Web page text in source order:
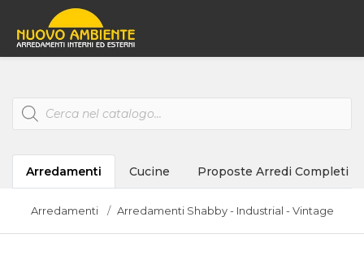
Products
search
Arredamenti Cucine Proposte Arredi Completi
Arredamenti Arredamenti Shabby - Industrial - Vintage